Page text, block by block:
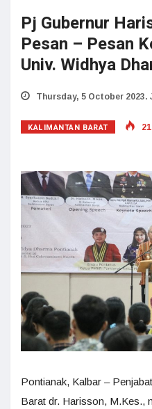
Pj Gubernur
Pesan – Pesan
Univ. Widhya
Thursday, 5 October 2023.
KALIMANTAN BARAT 21
Pontianak, Kalbar –
Barat dr. Harisson, M.Kes.,